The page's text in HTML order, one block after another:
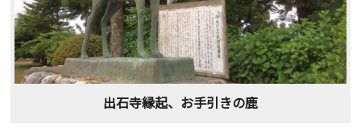
出石寺縁起、お手引きの鹿